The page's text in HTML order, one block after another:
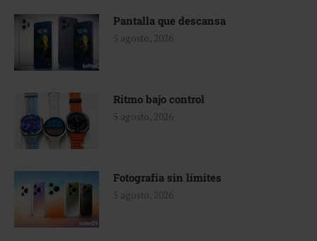
Pantalla que descansa
5 agosto, 2026
Ritmo bajo control
5 agosto, 2026
Fotografía sin límites
5 agosto, 2026